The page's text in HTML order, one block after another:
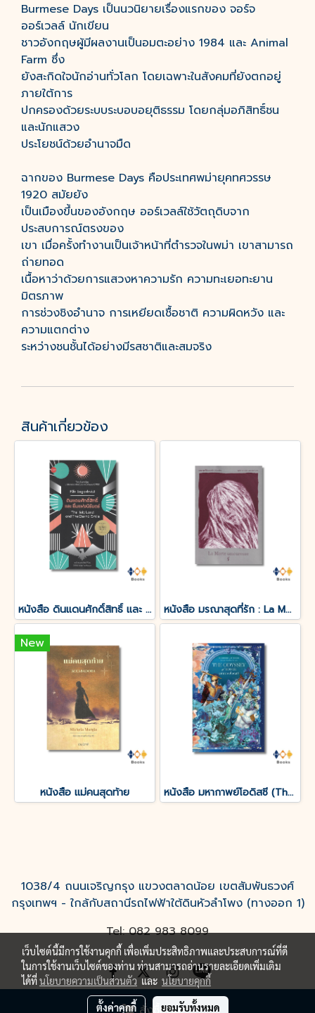
Burmese Days เป็นนวนิยายเรื่องแรกของ จอร์จ
ออร์เวลล์ นักเขียน
ชาวอังกฤษผู้มีผลงานเป็นอมตะอย่าง 1984 และ Animal
Farm ซึ่ง
ยังสะกิดใจนักอ่านทั่วโลก โดยเฉพาะในสังคมที่ยังตกอยู่
ภายใต้การ
ปกครองด้วยระบบระบอบอยุติธรรม โดยกลุ่มอภิสิทธิ์ชน
และนักแสวง
ประโยชน์ด้วยอำนาจมืด
ฉากของ Burmese Days คือประเทศพม่ายุคทศวรรษ
1920 สมัยยัง
เป็นเมืองขึ้นของอังกฤษ ออร์เวลล์ใช้วัตถุดิบจาก
ประสบการณ์ตรงของ
เขา เมื่อครั้งทำงานเป็นเจ้าหน้าที่ตำรวจในพม่า เขาสามารถ
ถ่ายทอด
เนื้อหาว่าด้วยการแสวงหาความรัก ความทะเยอทะยาน
มิตรภาพ
การช่วงชิงอำนาจ การเหยียดเชื้อชาติ ความผิดหวัง และ
ความแตกต่าง
ระหว่างชนชั้นได้อย่างมีรสชาติและสมจริง
สินค้าเกี่ยวข้อง
หนังสือ ดินแดนศักดิ์สิทธิ์ และ ยิ้มแห่งนิรันดร์ หนังสือ มรณาสุดที่รัก : La Morte amoureuse
New
หนังสือ แม่คนสุดท้าย หนังสือ มหากาพย์โอดิสซี (The Odyssey of Homer)
1038/4 ถนนเจริญกรุง แขวงตลาดน้อย เขตสัมพันธวงศ์
กรุงเทพฯ - ใกล้กับสถานีรถไฟฟ้าใต้ดินหัวลำโพง (ทางออก 1)
Tel: 082 983 8099
เว็บไซต์นี้มีการใช้งานคุกกี้ เพื่อเพิ่มประสิทธิภาพและประสบการณ์ที่ดี
ในการใช้งานเว็บไซต์ของท่าน ท่านสามารถอ่านรายละเอียดเพิ่มเติม
ได้ที่นโยบายความเป็นส่วนตัวและ นโยบายคุกกี้
ตั้งค่าคุกกี้ ยอมรับทั้งหมด